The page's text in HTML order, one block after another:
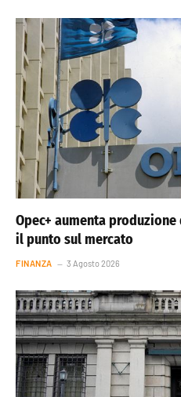
Opec+ aumenta
il punto sul mercato
FINANZA 3 Agosto 2026